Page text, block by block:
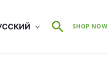
ПоискSHOP NOW